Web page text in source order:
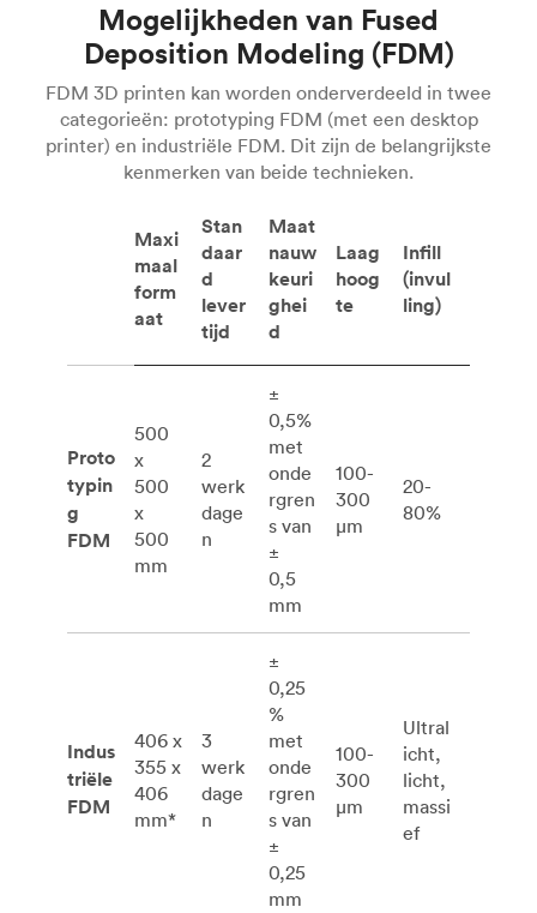
Mogelijkheden van Fused
Deposition Modeling (FDM)
FDM 3D printen kan worden onderverdeeld in twee
categorieën: prototyping FDM (met een desktop
printer) en industriële FDM. Dit zijn de belangrijkste
kenmerken van beide technieken.
Maxi
maal
form
aat
Stan
daar
d
lever
tijd
Maat
nauw
keuri
ghei
d
Laag
hoog
te
Infill
(invul
ling)
Proto
typin
g
FDM
500
x
500
x
500
mm
2
werk
dage
n
±
0,5%
met
onde
rgren
s van
±
0,5
mm
100-
300
μm
20-
80%
Indus
triële
FDM
406 x
355 x
406
mm*
3
werk
dage
n
±
0,25
%
met
onde
rgren
s van
±
0,25
mm
100-
300
μm
Ultral
icht,
licht,
massi
ef